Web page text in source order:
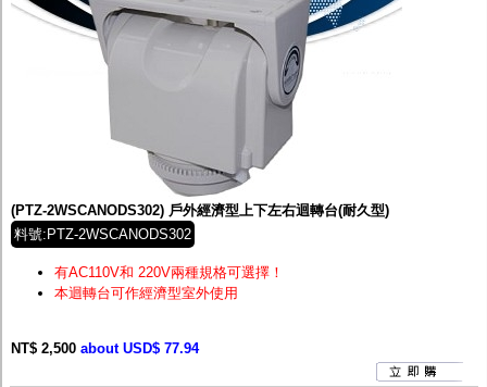
(PTZ-2WSCANODS302) 戶外經濟型上下左右迴轉台(耐久型)
料號:PTZ-2WSCANODS302
有AC110V和 220V兩種規格可選擇！
本迴轉台可作經濟型室外使用
NT$ 2,500 about USD$ 77.94